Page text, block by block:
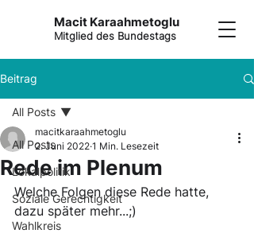
Macit Karaahmetoglu
Mitglied des Bundestags
Beitrag
All Posts
Lokalpolitik
Soziale Gerechtigkeit
Wahlkreis
All Posts
Rede im Plenum
macitkaraahmetoglu
2. Juni 2022 1 Min. Lesezeit
Welche Folgen diese Rede hatte,
dazu später mehr...;)